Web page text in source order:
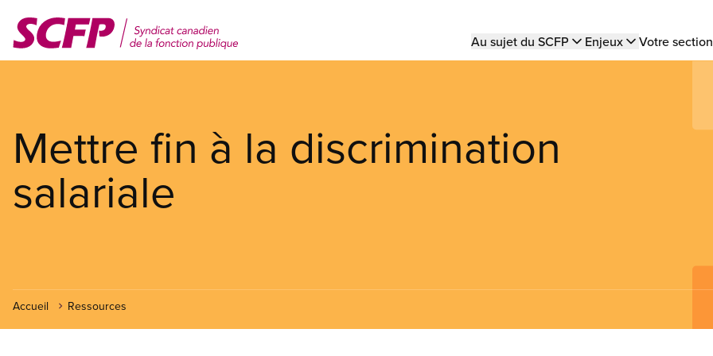
contenu
Main
Au sujet du SCFP Enjeux Votre
Mettre fin à la discrimination
salariale
Accueil Ressources